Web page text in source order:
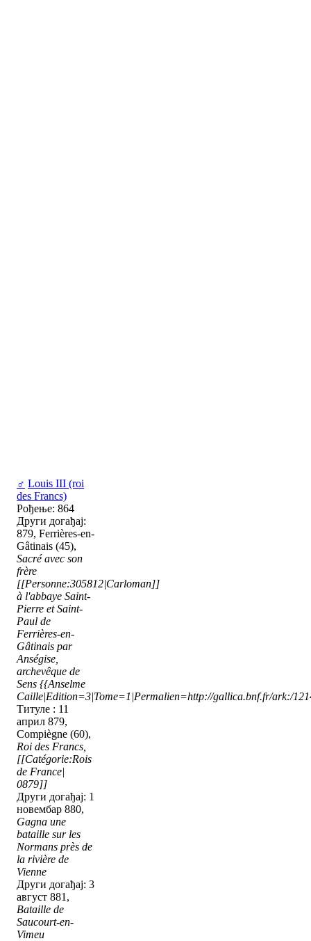
♂ Louis III (roi
des Francs)
Рођење: 864
Други догађај:
879, Ferrières-en-
Gâtinais (45),
Sacré avec son
frère
[[Personne:305812|Carloman]]
à l'abbaye Saint-
Pierre et Saint-
Paul de
Ferrières-en-
Gâtinais par
Anségise,
archevêque de
Sens {{Anselme
Caille|Edition=3|Tome=1|Permalien=http://gallica.bnf.fr/ark:/
Титуле : 11
април 879,
Compiègne (60),
Roi des Francs,
[[Catégorie:Rois
de France|
0879]]
Други догађај: 1
новембар 880,
Gagna une
bataille sur les
Normans près de
la rivière de
Vienne
Други догађај: 3
август 881,
Bataille de
Saucourt-en-
Vimeu